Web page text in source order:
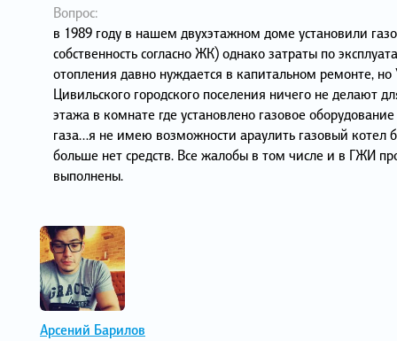
Вопрос:
в 1989 году в нашем двухэтажном доме установили
собственность согласно ЖК) однако затраты по
отопления давно нуждается в капитальном ремонте,
Цивильского городского поселения ничего не делают
этажа в комнате где установлено газовое
газа…я не имею возможности араулить газовый котел
больше нет средств. Все жалобы в том числе и в ГЖИ
выполнены.
Арсений Барилов